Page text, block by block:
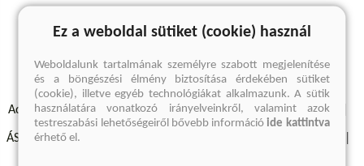
A keresett kifejezésre nincs találat
Adatvédelmi szabályzatok Elállási felmondási nyilatkozat
ÁSZF - Vásárlási feltételek
Ez a weboldal sütiket (cookie) használ
Weboldalunk tartalmának személyre szabott megjelenítése
és a böngészési élmény biztosítása érdekében sütiket
(cookie), illetve egyéb technológiákat alkalmazunk. A sütik
használatára vonatkozó irányelveinkről, valamint azok
testreszabási lehetőségeiről bővebb információide kattintva
érhető el.